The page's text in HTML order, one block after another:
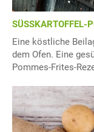
SÜSSKARTOFFEL-
Eine köstliche
dem Ofen. Eine
Pommes-Frites-